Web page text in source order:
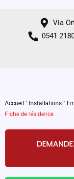
Via
0541
Accueil " Installations "
Fiche de résidence